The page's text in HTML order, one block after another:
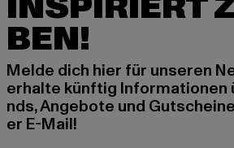
BEN!
Melde dich hier für unseren
erhalte künftig Informationen
nds, Angebote und
er E-Mail!